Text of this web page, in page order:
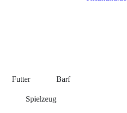
Futter Barf
Spielzeug